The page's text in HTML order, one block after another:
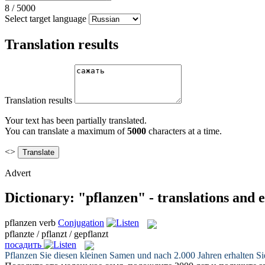
8 / 5000
Select target language
Translation results
Translation results
Your text has been partially translated.
You can translate a maximum of5000 characters at a time.
<>
Advert
Dictionary: "pflanzen" - translations and
pflanzen verb Conjugation
pflanzte / pflanzt / gepflanzt
посадить
Pflanzen Sie diesen kleinen Samen und nach 2.000 Jahren erhalten